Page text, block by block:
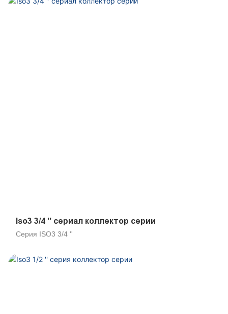
Iso3 3/4 '' сериал коллектор серии
Серия ISO3 3/4 ''